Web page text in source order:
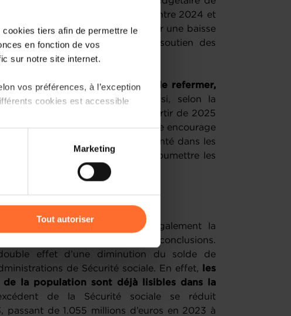
tiers afin de permettre le
en fonction de vos
sur notre site internet.
vos préférences, à l’exception
cookies est accessible
partage sur les réseaux
site) peuvent être affectées en
de protection des données
Marketing
Tout autoriser
s’améliorer que marginalement entre 2024 et
le budget pluriannuel table sur une baisse
concernant les mesures de soutien des
sillage de la crise énergétique.
la volonté du Gouvernement de refermer,
effet ciseau dès 2025.
Ainsi, selon la
devraient être resserrées à partir de 2025
à s’améliorer à cette date. Elle encourage
et à concrétiser cette volonté dans les
nouvelles la contrecarrant et à soumettre les
approfondie.
publique, qui englobe également la
locales, conduit aux mêmes conclusions.
effet d’une diminution du solde de
de Sécurité sociale. En effet,
les
de la population sont déjà lisibles dans la
de la Sécurité sociale se réduit
de 1.055 millions d’euros en 2023 à